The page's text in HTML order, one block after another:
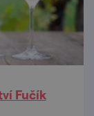
Fučík